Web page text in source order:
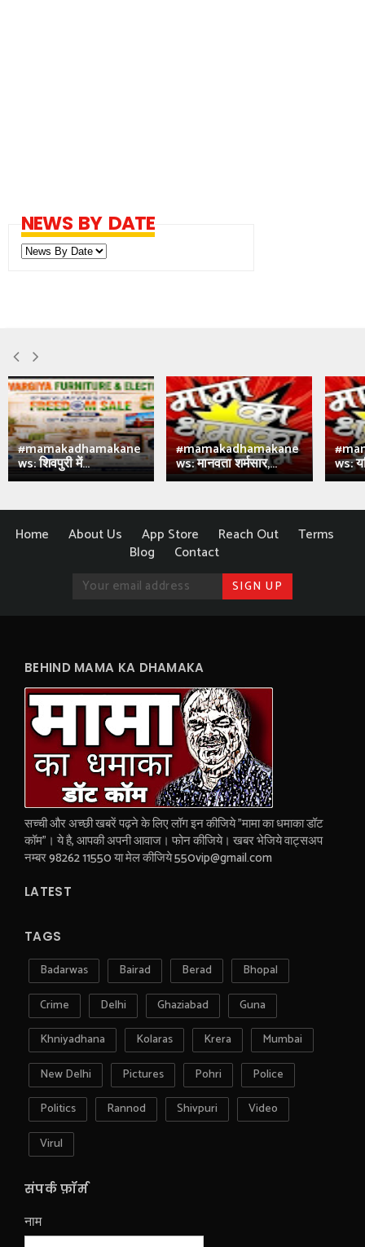
NEWS BY DATE
#mamakadhamakane
ws: शिवपुरी में...
#mamakadhamakane
ws: मानवता शर्मसार,... ws:
Home About Us App Store Reach Out
Terms
Blog
Contact
BEHIND MAMA KA DHAMAKA
सच्ची और अच्छी खबरें पढ़ने के लिए लॉग इन कीजिये "मामा का धमाका डॉट
कॉम"। ये है, आपकी अपनी आवाज। फोन कीजिये। खबर भेजिये वाट्सअप
नम्बर 98262 11550 या मेल कीजिये 550vip@gmail.com
LATEST
TAGS
Badarwas Bairad Berad
Bhopal
Crime
Delhi Ghaziabad
Guna
Khniyadhana
Kolaras Krera
Mumbai
New Delhi
Pictures Pohri
Police
Politics
Rannod Shivpuri
Video
Virul
संपर्क फ़ॉर्म
नाम